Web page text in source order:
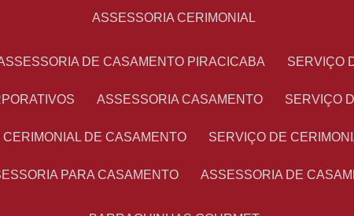
ASSESSORIA CERIMONIAL
ASSESSORIA DE CASAMENTO PIRACICABA
ASSESSORIA CASAMENTO SERVIÇO
CERIMONIAL DE CASAMENTO SERVIÇO DE
PARA CASAMENTO ASSESSORIA DE